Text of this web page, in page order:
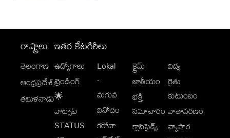
రాష్ట్రాలు
తెలంగాణ
ఆంధ్రప్రదేశ్
తమిళనాడు
ఇతర కేటగిరీలు
ఉద్యోగాలు
ట్రెండింగ్
🌟
వాట్సాప్
STATUS
Lokal
-
మగువ
వినోదం
కరోనా
క్రైమ్
జాతీయం
భక్తి
సమాచారం
క్లాసిఫైడ్స్
విద్య
రైతు
కుటుంబం
వాతావరణం
వ్యాపార